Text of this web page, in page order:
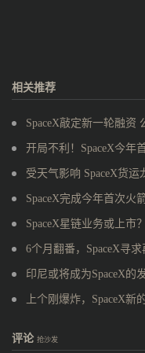
相关推荐
SpaceX敲定新一轮融资
开局不利！SpaceX今年
受天气影响 SpaceX货运
SpaceX完成今年首次火
SpaceX星链业务或上市
6个月翻番，SpaceX寻
印尼或将成为SpaceX的
上个刚爆炸，SpaceX新
评论 抢沙发